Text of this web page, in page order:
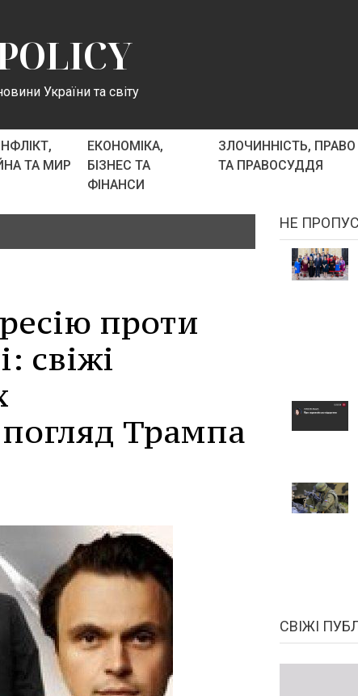
України та світу
ТА МИР
ЕКОНОМІКА,
БІЗНЕС ТА
ФІНАНСИ
ЗЛОЧИННІСТЬ, ПРАВО
ТА ПРАВОСУДДЯ
проти
свіжі
Трампа
НЕ
СВІЖІ